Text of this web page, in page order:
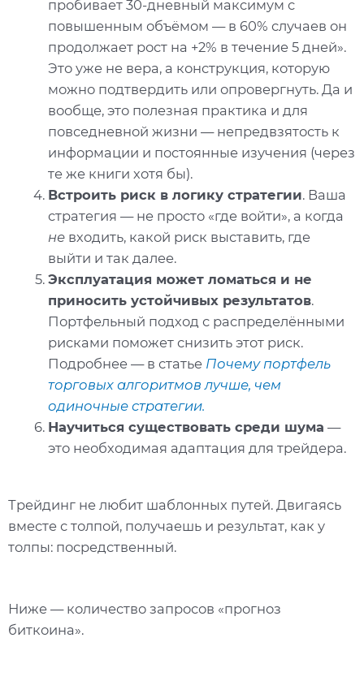
пробивает 30-дневный максимум с
повышенным объёмом — в 60% случаев он
продолжает рост на +2% в течение 5 дней».
Это уже не вера, а конструкция, которую
можно подтвердить или опровергнуть. Да и
вообще, это полезная практика и для
повседневной жизни — непредвзятость к
информации и постоянные изучения (через
те же книги хотя бы).
Встроить риск в логику стратегии. Ваша
стратегия — не просто «где войти», а когда
не входить, какой риск выставить, где
выйти и так далее.
Эксплуатация может ломаться и не
приносить устойчивых результатов.
Портфельный подход с распределёнными
рисками поможет снизить этот риск.
Подробнее — в статье Почему портфель
торговых алгоритмов лучше, чем
одиночные стратегии.
Научиться существовать среди шума —
это необходимая адаптация для трейдера.
Трейдинг не любит шаблонных путей. Двигаясь
вместе с толпой, получаешь и результат, как у
толпы: посредственный.
Ниже — количество запросов «прогноз
биткоина».